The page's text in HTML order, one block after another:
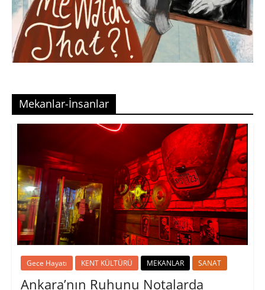
Mekanlar-İnsanlar
Gece Hayatı KENT KÜLTÜRÜ MEKANLAR SANAT
Ankara’nın Ruhunu Notalarda